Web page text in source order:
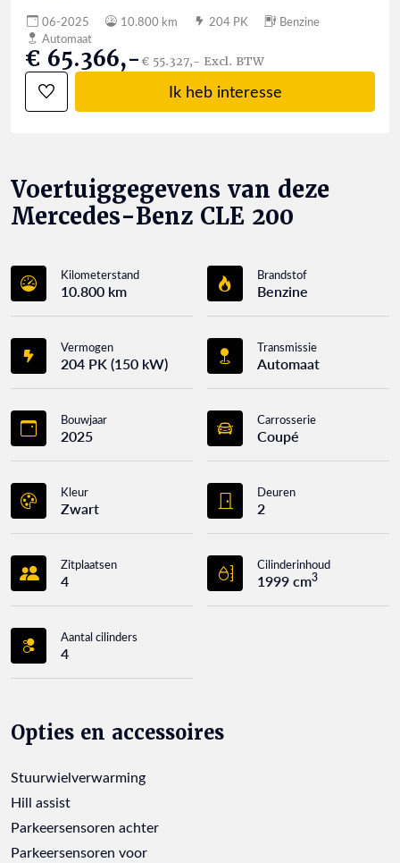
06-2025 10.800 km 204 PK
Benzine
Automaat
€ 65.366,-€ 55.327,- Excl. BTW
Ik heb interesse
Voertuiggegevens van deze
Mercedes-Benz CLE 200
Kilometerstand
10.800 km
Brandstof
Benzine
Vermogen
204 PK (150 kW)
Transmissie
Automaat
Bouwjaar
2025
Carrosserie
Coupé
Kleur
Zwart
Deuren
2
Zitplaatsen
4
Cilinderinhoud
1999 cm3
Aantal cilinders
4
Opties en accessoires
Stuurwielverwarming
Hill assist
Parkeersensoren achter
Parkeersensoren voor